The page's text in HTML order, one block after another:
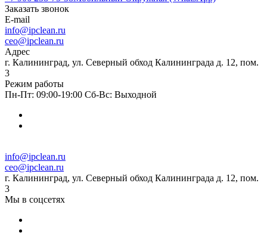
Заказать звонок
E-mail
info@ipclean.ru
ceo@ipclean.ru
Адрес
г. Калининград, ул. Северный обход Калининграда д. 12, пом.
3
Режим работы
Пн-Пт: 09:00-19:00 Сб-Вс: Выходной
info@ipclean.ru
ceo@ipclean.ru
г. Калининград, ул. Северный обход Калининграда д. 12, пом.
3
Мы в соцсетях